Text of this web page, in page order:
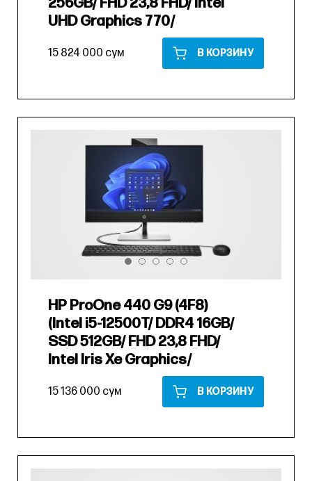
UHD Graphics 770/
15 824 000 сум В КОРЗИНУ
HP ProOne 440 G9 (4F8)
(Intel i5-12500T/ DDR4 16GB/
SSD 512GB/ FHD 23,8 FHD/
Intel Iris Xe Graphics/
15 136 000 сум В КОРЗИНУ